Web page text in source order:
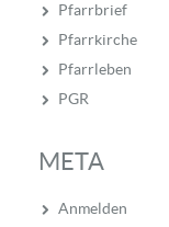
Pfarrbrief
Pfarrkirche
Pfarrleben
PGR
META
Anmelden